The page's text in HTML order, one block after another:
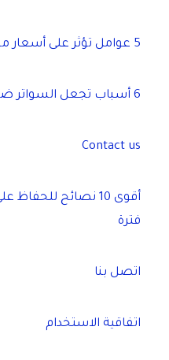
5 عوامل تؤثر على أسعار مظلات وسواتر الرياض
6 أسباب تجعل السواتر ضرورة لكل منزل في الرياض
Contact us
أقوى 10 نصائح
فترة
اتصل بنا
اتفاقية الاستخدام